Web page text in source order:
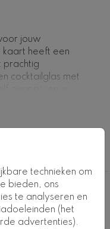
technieken om
bieden, ons
te analyseren en
(het
advertenties).
jouw
heeft een
prachtig
cocktailglas met
of lettertypes.
misschien ook